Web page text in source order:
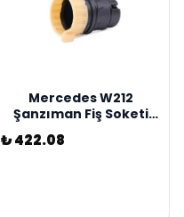
Mercedes W212
Şanzıman Fiş Soketi
Kostal Marka
A2035400253
₺ 422.08